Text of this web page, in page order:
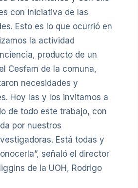
con iniciativa de las
Esto es lo que ocurrió en
la actividad
producto de un
Cesfam de la comuna,
necesidades y
Hoy las y los invitamos a
de todo este trabajo, con
por nuestros
Está todas y
señaló el director
de la UOH, Rodrigo